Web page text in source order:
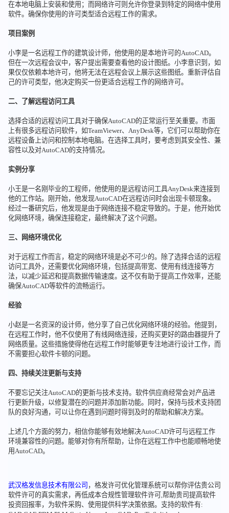
在本地电脑上安装和使用；而网络许可则允许你登录到特定的网络中使用
软件。确保你使用的许可类型适合远程工作的需求。
项目案例
小李是一名远程工作的建筑设计师，他使用的是本地许可的AutoCAD。
但在一次远程会议中，客户提出需要查看他的设计图纸。小李意识到，如
果仅仅依赖本地许可，他将无法在远程会议上展示这些图纸。重新评估自
己的许可类型，他决定购买一份更适合远程工作的网络许可。
二、了解远程访问工具
选择合适的远程访问工具对于确保AutoCAD的正常运行至关重要。市面
上有很多远程访问软件，如TeamViewer、AnyDesk等，它们可以帮助你在
远程设备上访问和控制本地电脑。在选择工具时，要考虑到其安全性、兼
容性以及对AutoCAD的支持情况。
实例分享
小王是一名刚毕业的工程师，他使用的是远程访问工具AnyDesk来连接到
他的工作站。刚开始，他发现AutoCAD在远程访问时会出现卡顿现象。
经过一番研究后，他发现是由于网络连接不稳定导致的。于是，他开始优
化网络环境，确保连接稳定，最终解决了这个问题。
三、网络环境优化
对于远程工作而言，稳定的网络环境是必不可少的。除了选择合适的远程
访问工具外，还需要优化网络环境，包括提高带宽、使用有线连接等方
法，以减少延迟和提高数据传输速度。这不仅有助于提高工作效率，还能
确保AutoCAD等软件的流畅运行。
经验
小赵是一名资深的设计师，他分享了自己优化网络环境的经验。他提到，
在远程工作时，他不仅使用了有线网络连接，还购买更好的路由器提升了
网络质量。这些措施使得他在远程工作时能够更专注地进行设计工作，而
不需要担心软件卡顿的问题。
四、持续关注更新与支持
不要忘记关注AutoCAD的更新与技术支持。软件供应商经常会对产品进
行更新升级，以修复潜在的问题并添加新功能。同时，保持与技术支持团
队的良好沟通，可以让你在遇到问题时得到及时的帮助和解决方案。
上述几个方面的努力，相信你能够有效地解决AutoCAD许可与远程工作
环境兼容性的问题。能够对你有所帮助，让你在远程工作中也能顺畅地使
用AutoCAD。
武汉格发信息技术有限公司 ，格发许可优化管理系统可以帮你评估贵公司
软件许可的真实需求，再低成本合规性管理软件许可,帮助贵司提高软件
投资回报率，为软件采购、使用提供科学决策依据。支持的软件有: